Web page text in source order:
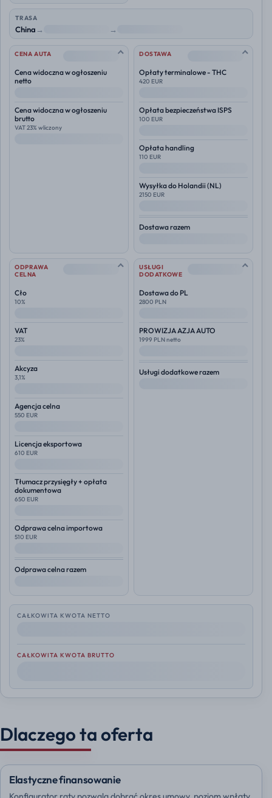
TRASA
China→ →
CENA AUTA --
Cena widoczna w ogłoszeniu
netto
Cena widoczna w ogłoszeniu
brutto
VAT 23% wliczony
DOSTAWA --
Opłaty terminalowe - THC
420 EUR
Opłata bezpieczeństwa ISPS
100 EUR
Opłata handling
110 EUR
Wysyłka do Holandii (NL)
2150 EUR
Dostawa razem
ODPRAWA
CELNA
--
Cło
10%
VAT
23%
Akcyza
3,1%
Agencja celna
550 EUR
Licencja eksportowa
610 EUR
Tłumacz przysięgły + opłata
dokumentowa
650 EUR
Odprawa celna importowa
510 EUR
Odprawa celna razem
USŁUGI
DODATKOWE
--
Dostawa do PL
2800 PLN
PROWIZJA AZJA AUTO
1999 PLN netto
Usługi dodatkowe razem
CAŁKOWITA KWOTA NETTO
CAŁKOWITA KWOTA BRUTTO
Dlaczego ta oferta
Elastyczne finansowanie